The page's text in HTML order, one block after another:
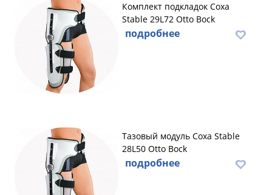
Комплект подкладок Coxa
Stable 29L72 Otto Bock
подробнее
Тазовый модуль Coxa Stable
28L50 Otto Bock
подробнее